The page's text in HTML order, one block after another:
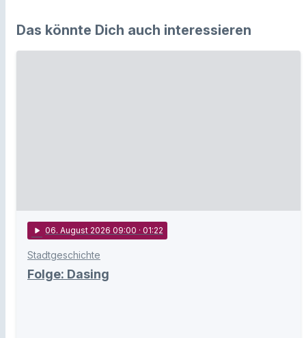
Das könnte Dich auch interessieren
play_arrow 06. August 2026 09:00 · 01:22
Stadtgeschichte
Folge: Dasing